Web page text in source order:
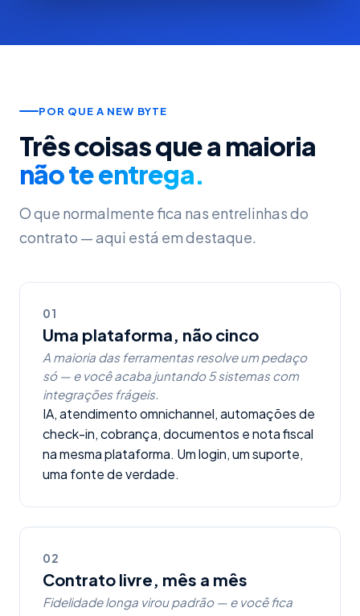
POR QUE A NEW BYTE
Três coisas que a maioria
não te entrega.
O que normalmente fica nas entrelinhas do
contrato — aqui está em destaque.
01
Uma plataforma, não cinco
A maioria das ferramentas resolve um pedaço
só — e você acaba juntando 5 sistemas com
integrações frágeis.
IA, atendimento omnichannel, automações de
check-in, cobrança, documentos e nota fiscal
na mesma plataforma. Um login, um suporte,
uma fonte de verdade.
02
Contrato livre, mês a mês
Fidelidade longa virou padrão — e você fica